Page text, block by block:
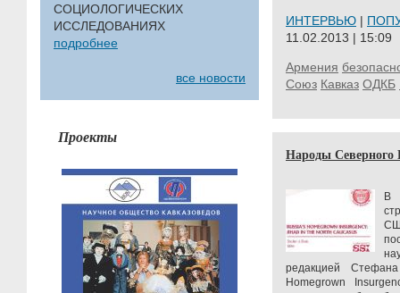
СОЦИОЛОГИЧЕСКИХ
ИССЛЕДОВАНИЯХ
подробнее
все новости
Проекты
ИНТЕРВЬЮ |
11.02.2013 | 15:09
Армения
Союз Кавказ ОДКБ
Народы Северного
В
редакцией
Homegrown